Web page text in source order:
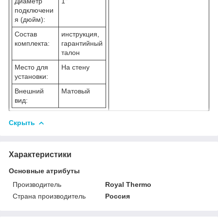
подключени
я (дюйм):
Состав
комплекта:
инструкция,
гарантийный
талон
Место для
установки:
На стену
Внешний
вид:
Матовый
Скрыть
Характеристики
Основные атрибуты
Производитель
Royal Thermo
Страна производитель
Россия